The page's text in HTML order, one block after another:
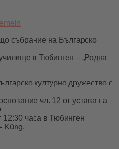
събрание на Българско
в Тюбинген – „Родна
културно дружество с
чл. 12 от устава на
12:30 часа в Тюбинген
Küng,